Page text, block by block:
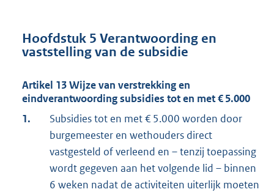
Hoofdstuk 5 Verantwoording en
vaststelling van de subsidie
Artikel 13 Wijze van verstrekking en
eindverantwoording subsidies tot en met € 5.000
1.
Subsidies tot en met € 5.000 worden door
burgemeester en wethouders direct
vastgesteld of verleend en – tenzij toepassing
wordt gegeven aan het volgende lid – binnen
6 weken nadat de activiteiten uiterlijk moeten